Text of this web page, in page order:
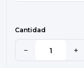
Cantidad
− +